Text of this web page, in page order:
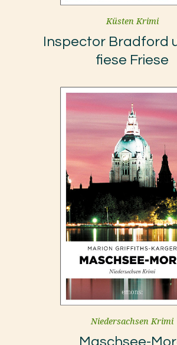
Küsten Krimi
Inspector Bradford
fiese Friese
Niedersachsen Krimi
Maschsee-